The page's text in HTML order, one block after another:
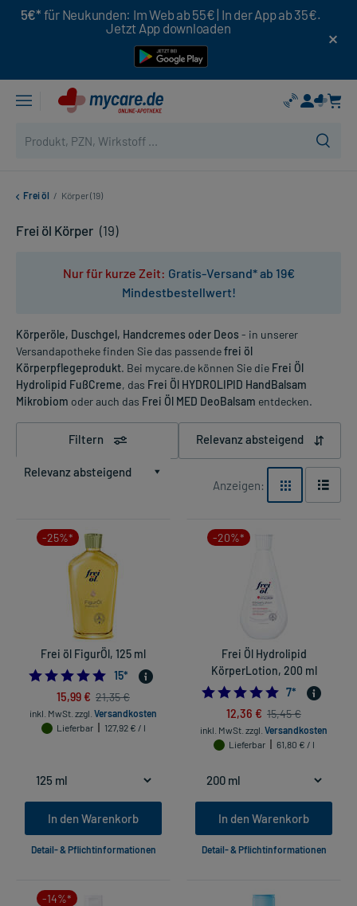
5€* für Neukunden: Im Web ab 55€ | In der App ab 35€.
Jetzt App downloaden
Frei öl / Körper (19)
Frei öl Körper (19)
Nur für kurze Zeit: Gratis-Versand* ab 19€
Mindestbestellwert!
Körperöle, Duschgel, Handcremes oder Deos - in unserer
Versandapotheke finden Sie das passendefrei öl
Körperpflegeprodukt. Bei mycare.de können Sie die Frei Öl
Hydrolipid FußCreme, das Frei Öl HYDROLIPID HandBalsam
Mikrobiom oder auch das Frei Öl MED DeoBalsam entdecken.
Filtern Relevanz absteigend
Relevanz absteigend
Anzeigen:
-25%*
Frei öl FigurÖl, 125 ml
4.866666666666666
15*
15,99 € 21,35 €
inkl. MwSt. zzgl. Versandkosten
Lieferbar
127,92 € / l
In den Warenkorb
Detail- & Pflichtinformationen
-20%*
Frei Öl Hydrolipid
KörperLotion, 200 ml
5.0
7*
12,36 € 15,45 €
inkl. MwSt. zzgl. Versandkosten
Lieferbar
61,80 € / l
In den Warenkorb
Detail- & Pflichtinformationen
-14%*